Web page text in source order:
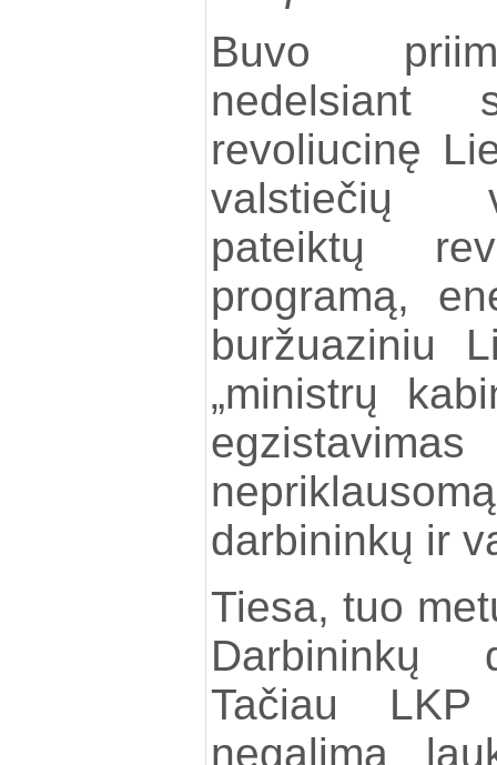
Buvo
nedelsiant
revoliucinę
valstiečių
pateiktų
programą,
buržuaziniu
„ministrų
darbininkų ir
Tiesa, tuo
Darbininkų
Tačiau
negalima